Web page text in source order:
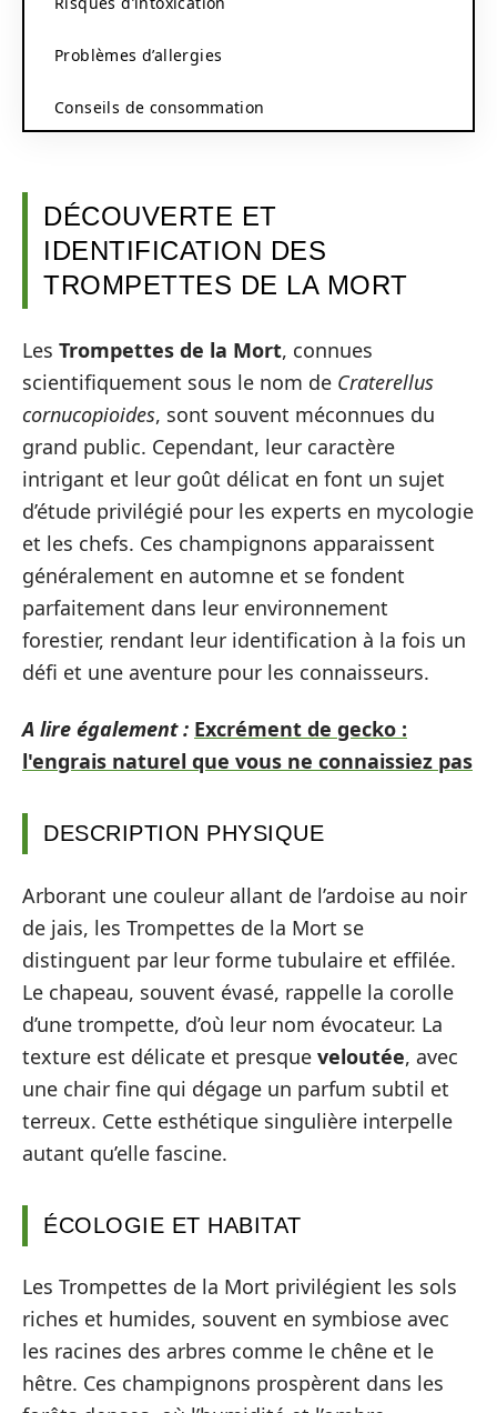
Problèmes d’allergies
Conseils de consommation
DÉCOUVERTE ET
IDENTIFICATION DES
TROMPETTES DE LA MORT
Les Trompettes de la Mort, connues
scientifiquement sous le nom de Craterellus
cornucopioides, sont souvent méconnues du
grand public. Cependant, leur caractère
intrigant et leur goût délicat en font un sujet
d’étude privilégié pour les experts en mycologie
et les chefs. Ces champignons apparaissent
généralement en automne et se fondent
parfaitement dans leur environnement
forestier, rendant leur identification à la fois un
défi et une aventure pour les connaisseurs.
A lire également : Excrément de gecko :
l'engrais naturel que vous ne connaissiez pas
DESCRIPTION PHYSIQUE
Arborant une couleur allant de l’ardoise au noir
de jais, les Trompettes de la Mort se
distinguent par leur forme tubulaire et effilée.
Le chapeau, souvent évasé, rappelle la corolle
d’une trompette, d’où leur nom évocateur. La
texture est délicate et presque veloutée, avec
une chair fine qui dégage un parfum subtil et
terreux. Cette esthétique singulière interpelle
autant qu’elle fascine.
ÉCOLOGIE ET HABITAT
Les Trompettes de la Mort privilégient les sols
riches et humides, souvent en symbiose avec
les racines des arbres comme le chêne et le
hêtre. Ces champignons prospèrent dans les